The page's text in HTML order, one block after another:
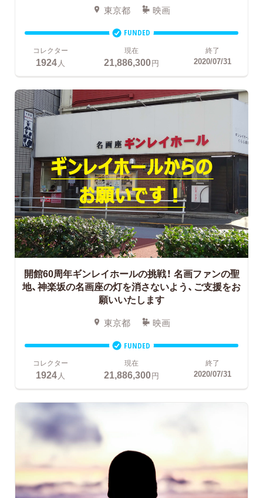
東京都 映画
FUNDED
コレクター
1924 人
現在
21,886,300円
終了
2020/07/31
開館60周年ギンレイホールの挑戦！ 名画ファンの聖
地、神楽坂の名画座の灯を消さないよう、ご支援をお
願いいたします
東京都 映画
FUNDED
コレクター
1924人
現在
21,886,300円
終了
2020/07/31